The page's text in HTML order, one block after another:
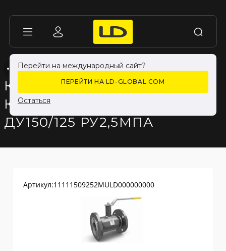
Перейти на международный сайт?
ПЕРЕЙТИ НА LD-GLOBAL.COM
Остаться
КРАНЫ LD ДЛЯ ЖИДКОСТИ
КРАН ШАРОВОЙ LD
КШЦФ ИЗ СТАЛИ 20
ДУ150/125 РУ2,5МПА
КРАНЫ LD ДЛЯ ЖИДКОСТИ
Артикул:11111509252MULD000000000